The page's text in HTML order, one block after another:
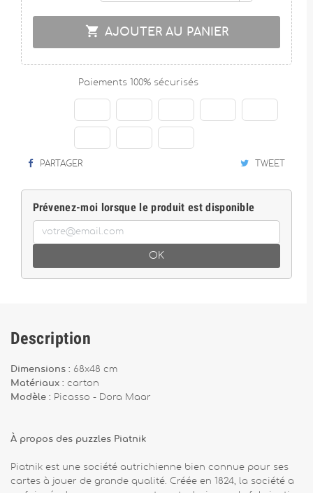
 AJOUTER AU PANIER
Paiements 100% sécurisés
PARTAGER TWEET
Prévenez-moi lorsque le produit est disponible
OK
Description
Dimensions : 68x48 cm
Matériaux : carton
Modèle : Picasso - Dora Maar
À propos des puzzles Piatnik
Piatnik est une société autrichienne bien connue pour ses
cartes à jouer de grande qualité. Créée en 1824, la société a